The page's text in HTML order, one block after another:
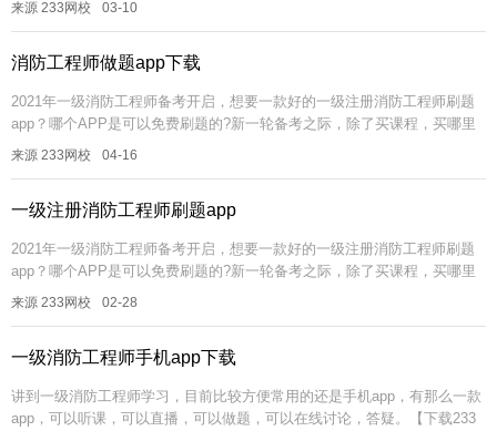
来源 233网校 03-10
消防工程师做题app下载
2021年一级消防工程师备考开启，想要一款好的一级注册消防工程师刷题
app？哪个APP是可以免费刷题的?新一轮备考之际，除了买课程，买哪里
的练习册做题呀?备考一级消防工程师考试，学霸君为大家推荐一款趁...
来源 233网校 04-16
一级注册消防工程师刷题app
2021年一级消防工程师备考开启，想要一款好的一级注册消防工程师刷题
app？哪个APP是可以免费刷题的?新一轮备考之际，除了买课程，买哪里
的练习册做题呀?备考一级消防工程师考试，学霸君为大家推荐一款趁...
来源 233网校 02-28
一级消防工程师手机app下载
讲到一级消防工程师学习，目前比较方便常用的还是手机app，有那么一款
app，可以听课，可以直播，可以做题，可以在线讨论，答疑。【下载233